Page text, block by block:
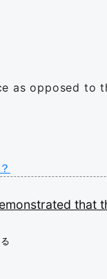
as opposed to
that